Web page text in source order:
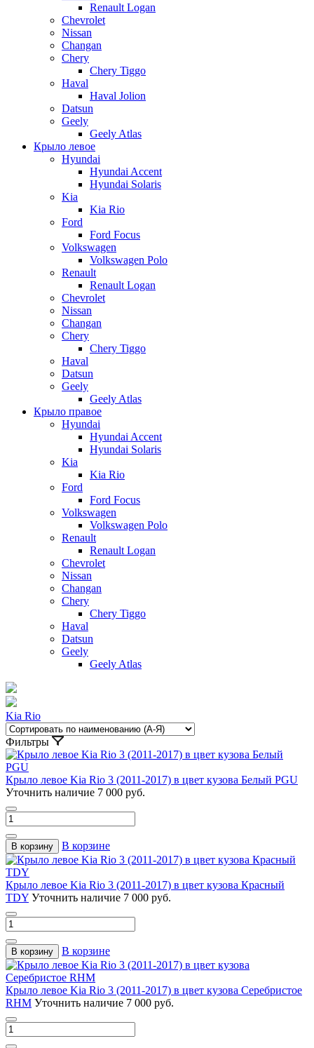
Renault Logan
Chevrolet
Nissan
Changan
Chery
Chery Tiggo
Haval
Haval Jolion
Datsun
Geely
Geely Atlas
Крыло левое
Hyundai
Hyundai Accent
Hyundai Solaris
Kia
Kia Rio
Ford
Ford Focus
Volkswagen
Volkswagen Polo
Renault
Renault Logan
Chevrolet
Nissan
Changan
Chery
Chery Tiggo
Haval
Datsun
Geely
Geely Atlas
Крыло правое
Hyundai
Hyundai Accent
Hyundai Solaris
Kia
Kia Rio
Ford
Ford Focus
Volkswagen
Volkswagen Polo
Renault
Renault Logan
Chevrolet
Nissan
Changan
Chery
Chery Tiggo
Haval
Datsun
Geely
Geely Atlas
Kia Rio
Фильтры
Крыло левое Kia Rio 3 (2011-2017) в цвет кузова Белый PGU
Уточнить наличие 7 000 руб.
В корзину В корзине
Крыло левое Kia Rio 3 (2011-2017) в цвет кузова Красный
TDY Уточнить наличие 7 000 руб.
В корзину В корзине
Крыло левое Kia Rio 3 (2011-2017) в цвет кузова Серебристое
RHM Уточнить наличие 7 000 руб.